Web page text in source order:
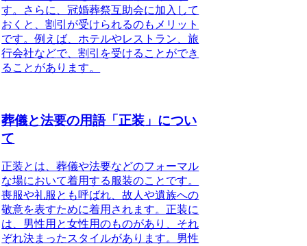
す。さらに、冠婚葬祭互助会に加入して
おくと、割引が受けられるのもメリット
です。例えば、 ホテルやレストラン、旅
行会社などで、割引を受けることができ
る ことがあります。
葬儀と法要の用語「正装」につい
て
正装とは、葬儀や法要などのフォーマル
な場において着用する服装のことです。
喪服や礼服とも呼ばれ、故人や遺族への
敬意を表すために着用されます。正装に
は、男性用と女性用のものがあり、それ
ぞれ決まったスタイルがあります。男性